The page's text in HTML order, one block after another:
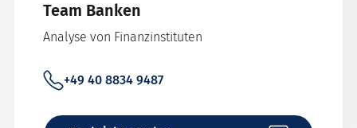
Team Banken
Analyse von Finanzinstituten
+49 40 8834 9487